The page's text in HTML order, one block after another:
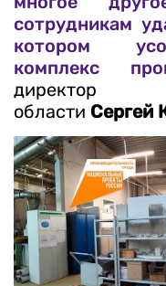
сотрудникам
котором
комплекс
директор
области Сергей